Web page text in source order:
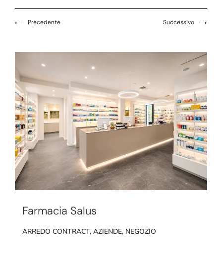
← Precedente Successivo →
Farmacia Salus
ARREDO CONTRACT, AZIENDE, NEGOZIO